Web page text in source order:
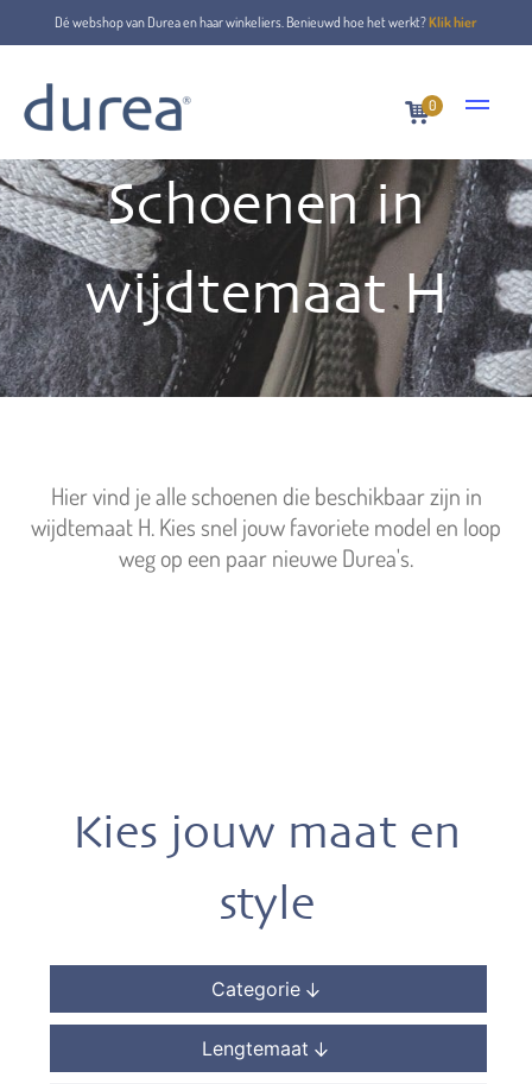
Dé webshop van Durea en haar winkeliers. Benieuwd hoe het werkt?Klik hier
0
Schoenen in
wijdtemaat H
Hier vind je alle schoenen die beschikbaar zijn in
wijdtemaat H. Kies snel jouw favoriete model en loop
weg op een paar nieuwe Durea's.
Kies jouw maat en
style
Categorie
Lengtemaat